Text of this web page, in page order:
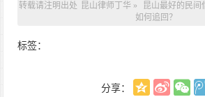
转载请注明出处 昆山律师丁华 »
昆山最好的民间
如何追回？
标签：
分享：